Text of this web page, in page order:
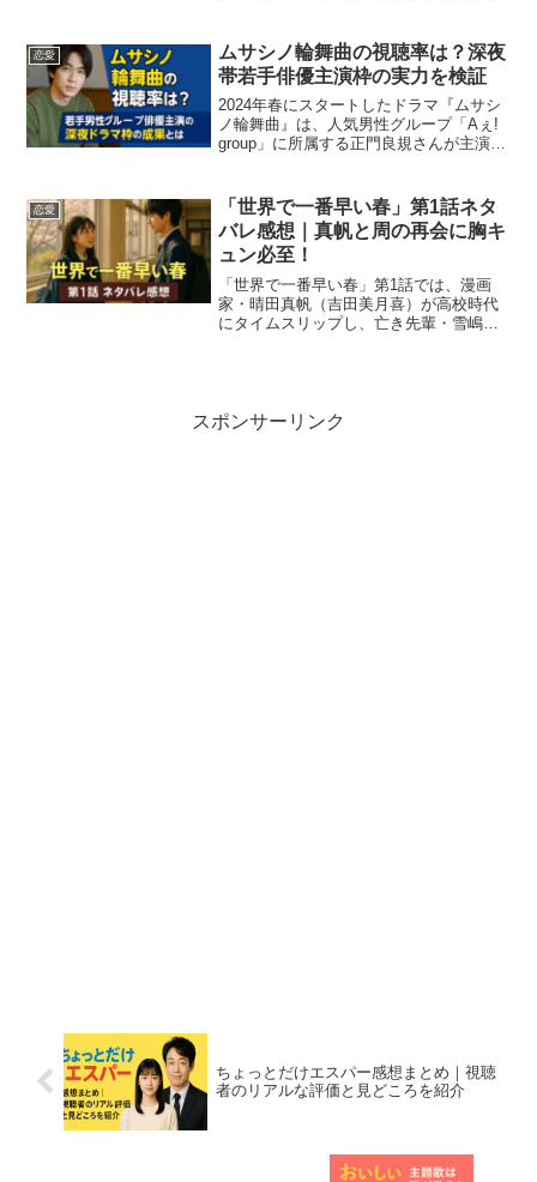
語は、一匹のワンコをきっかけに繋がる
男女の“初恋”をめぐる...
恋愛
ムサシノ輪舞曲の視聴率は？深夜
帯若手俳優主演枠の実力を検証
2024年春にスタートしたドラマ『ムサシ
ノ輪舞曲』は、人気男性グループ「Aぇ!
group」に所属する正門良規さんが主演を
に放送される若手俳優の主演ドラマシリ
ーズのひと...
恋愛
「世界で一番早い春」第1話ネタ
バレ感想｜真帆と周の再会に胸キ
ュン必至！
「世界で一番早い春」第1話では、漫画
家・晴田真帆（吉田美月喜）が高校時代
にタイムスリップし、亡き先輩・雪嶋周
スポンサーリンク
ちょっとだけエスパー感想まとめ｜視聴
者のリアルな評価と見どころを紹介